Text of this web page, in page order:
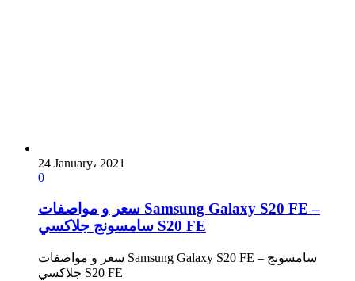
24 January، 2021
0
سعر و مواصفات Samsung Galaxy S20 FE –
سامسونج جلاكسي S20 FE
سعر و مواصفات Samsung Galaxy S20 FE – سامسونج
جلاكسي S20 FE